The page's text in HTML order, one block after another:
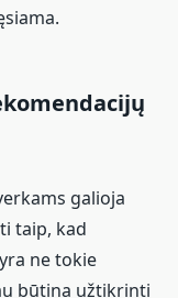
galioja
taip, kad
ne tokie
būtina užtikrinti